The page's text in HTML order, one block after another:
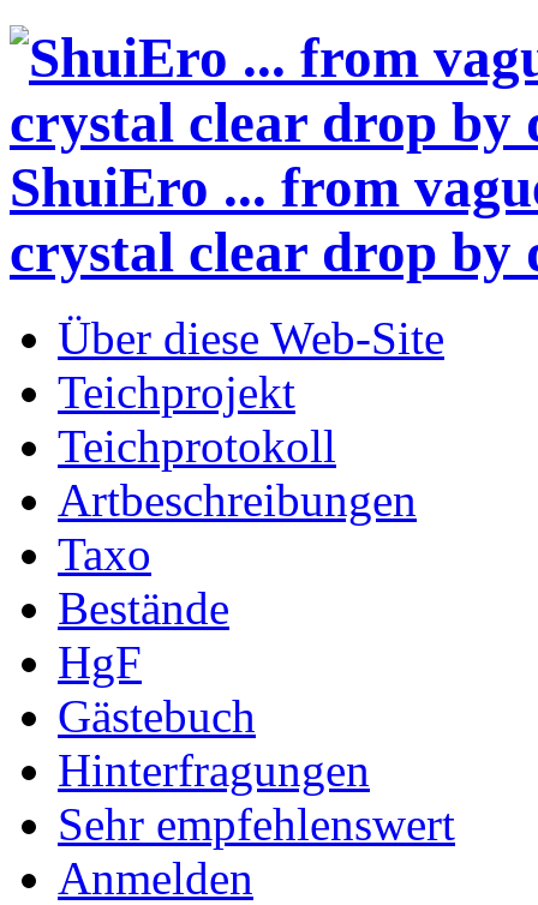
ShuiEro ... from
crystal clear drop by
Über diese Web-Site
Teichprojekt
Teichprotokoll
Artbeschreibungen
Taxo
Bestände
HgF
Gästebuch
Hinterfragungen
Sehr empfehlenswert
Anmelden